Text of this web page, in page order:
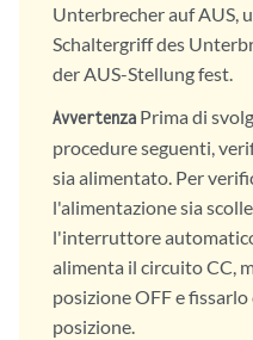
Unterbrecher auf AUS,
Schaltergriff des
der AUS-Stellung fest.
Avvertenza Prima di
procedure seguenti,
sia alimentato. Per
l'alimentazione sia
l'interruttore
alimenta il circuito CC,
posizione OFF e
posizione.